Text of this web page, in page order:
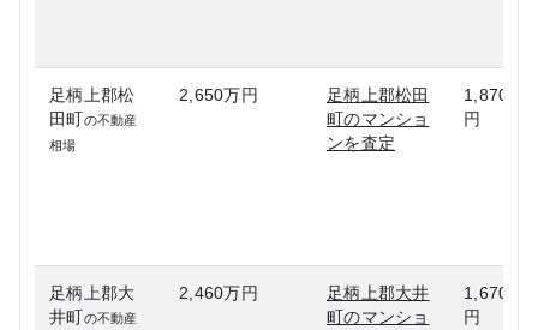
足柄上郡松
田町の不動産
相場
2,650万円
足柄上郡松田
町のマンショ
ンを査定
1,870万
円
足柄上郡大
井町の不動産
2,460万円
足柄上郡大井
町のマンショ
1,670万
円